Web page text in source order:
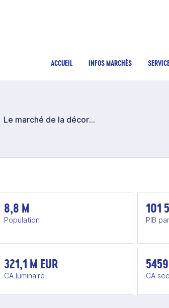
ACCUEIL INFOS MARCHÉS
Le marché de la décoration et du lifestyle en Suisse
8,8 M
Population
101
PIB
321,1 M EUR
CA luminaire CA